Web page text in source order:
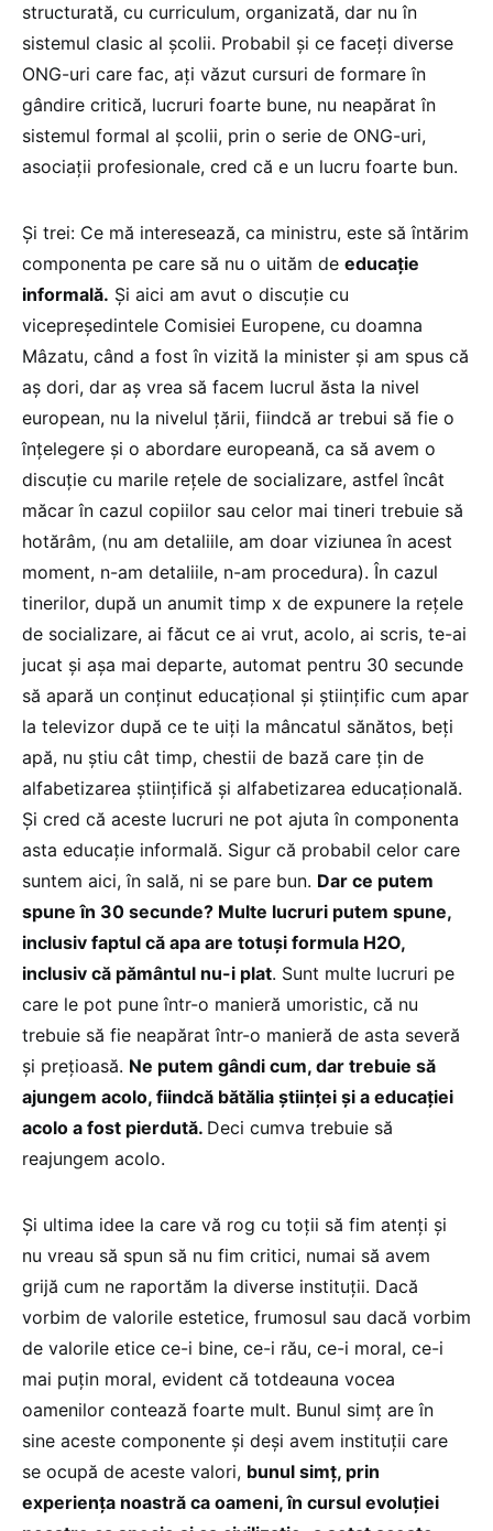
structurată, cu curriculum, organizată, dar nu în
sistemul clasic al școlii. Probabil și ce faceți diverse
ONG-uri care fac, ați văzut cursuri de formare în
gândire critică, lucruri foarte bune, nu neapărat în
sistemul formal al școlii, prin o serie de ONG-uri,
asociații profesionale, cred că e un lucru foarte bun.
Și trei: Ce mă interesează, ca ministru, este să întărim
componenta pe care să nu o uităm de educație
informală. Și aici am avut o discuție cu
vicepreședintele Comisiei Europene, cu doamna
Mâzatu, când a fost în vizită la minister și am spus că
aș dori, dar aș vrea să facem lucrul ăsta la nivel
european, nu la nivelul țării, fiindcă ar trebui să fie o
înțelegere și o abordare europeană, ca să avem o
discuție cu marile rețele de socializare, astfel încât
măcar în cazul copiilor sau celor mai tineri trebuie să
hotărâm, (nu am detaliile, am doar viziunea în acest
moment, n-am detaliile, n-am procedura). În cazul
tinerilor, după un anumit timp x de expunere la rețele
de socializare, ai făcut ce ai vrut, acolo, ai scris, te-ai
jucat și așa mai departe, automat pentru 30 secunde
să apară un conținut educațional și științific cum apar
la televizor după ce te uiți la mâncatul sănătos, beți
apă, nu știu cât timp, chestii de bază care țin de
alfabetizarea științifică și alfabetizarea educațională.
Și cred că aceste lucruri ne pot ajuta în componenta
asta educație informală. Sigur că probabil celor care
suntem aici, în sală, ni se pare bun. Dar ce putem
spune în 30 secunde? Multe lucruri putem spune,
inclusiv faptul că apa are totuși formula H2O,
inclusiv că pământul nu-i plat. Sunt multe lucruri pe
care le pot pune într-o manieră umoristic, că nu
trebuie să fie neapărat într-o manieră de asta severă
și prețioasă. Ne putem gândi cum, dar trebuie să
ajungem acolo, fiindcă bătălia științei și a educației
acolo a fost pierdută. Deci cumva trebuie să
reajungem acolo.
Și ultima idee la care vă rog cu toții să fim atenți și
nu vreau să spun să nu fim critici, numai să avem
grijă cum ne raportăm la diverse instituții. Dacă
vorbim de valorile estetice, frumosul sau dacă vorbim
de valorile etice ce-i bine, ce-i rău, ce-i moral, ce-i
mai puțin moral, evident că totdeauna vocea
oamenilor contează foarte mult. Bunul simț are în
sine aceste componente și deși avem instituții care
se ocupă de aceste valori, bunul simț, prin
experiența noastră ca oameni, în cursul evoluției